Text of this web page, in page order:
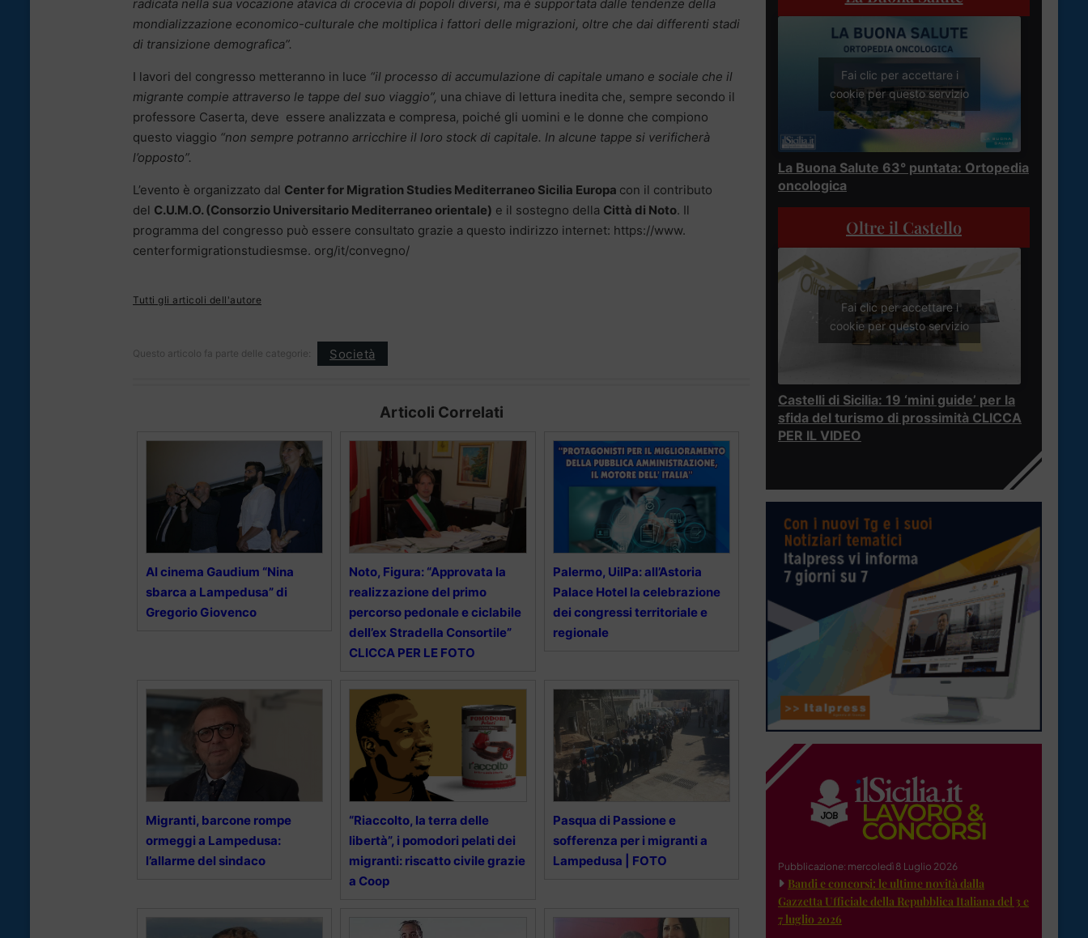
radicata nella sua vocazione atavica di crocevia di popoli diversi, ma è supportata dalle tendenze della
mondializzazione economico-culturale che moltiplica i fattori delle migrazioni, oltre che dai differenti stadi
di transizione demografica”.
I lavori del congresso metteranno in luce “il processo di accumulazione di capitale umano e sociale che il
migrante compie attraverso le tappe del suo viaggio”, una chiave di lettura inedita che, sempre secondo il
professore Caserta, deve essere analizzata e compresa, poiché gli uomini e le donne che compiono
questo viaggio “non sempre potranno arricchire il loro stock di capitale. In alcune tappe si verificherà
l’opposto”.
L’evento è organizzato dal Center for Migration Studies Mediterraneo Sicilia Europa con il contributo
del C.U.M.O. (Consorzio Universitario Mediterraneo orientale) e il sostegno della Città di Noto. Il
programma del congresso può essere consultato grazie a questo indirizzo internet: https://www.
centerformigrationstudiesmse. org/it/convegno/
Tutti gli articoli dell'autore
Questo articolo fa parte delle categorie: Società
Articoli Correlati
Al cinema Gaudium “Nina
sbarca a Lampedusa” di
Gregorio Giovenco
Noto, Figura: “Approvata la
realizzazione del primo
percorso pedonale e ciclabile
dell’ex Stradella Consortile”
CLICCA PER LE FOTO
Palermo, UilPa: all’Astoria
Palace Hotel la celebrazione
dei congressi territoriale e
regionale
Migranti, barcone rompe
ormeggi a Lampedusa:
l’allarme del sindaco
“Riaccolto, la terra delle
libertà”, i pomodori pelati dei
migranti: riscatto civile grazie
a Coop
Pasqua di Passione e
sofferenza per i migranti a
Lampedusa | FOTO
Fai clic per accettare i
cookie per questo servizio
La Buona Salute 63° puntata: Ortopedia
oncologica
Oltre il Castello
Fai clic per accettare i
cookie per questo servizio
Castelli di Sicilia: 19 ‘mini guide’ per la
sfida del turismo di prossimità CLICCA
PER IL VIDEO
Pubblicazione: mercoledì 8 Luglio 2026
Bandi e concorsi: le ultime novità dalla
Gazzetta Ufficiale della Repubblica Italiana del 3 e
7 luglio 2026